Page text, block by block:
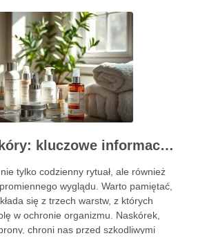
Pielęgnacja skóry: kluczowe informacje i skuteczne metody
tylko codzienny rytuał, ale również
wyglądu. Warto pamiętać,
się z trzech warstw, z których
w ochronie organizmu. Naskórek,
chroni nas przed szkodliwymi